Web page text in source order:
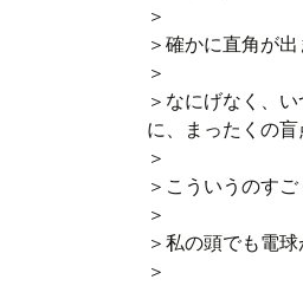
＞
＞確かに直角が出
＞
＞なにげなく、
に、まったくの盲
＞
＞こういうのすご
＞
＞私の頭でも電球
＞